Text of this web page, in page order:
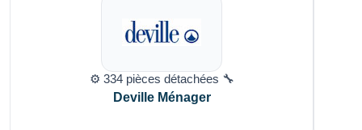
⚙️ 334 pièces détachées 🔧
Deville Ménager